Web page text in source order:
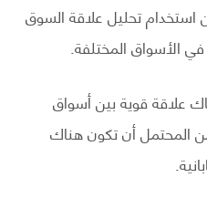
استخدام تحليل علاقة السوق
الأسواق المختلفة.
علاقة قوية بين أسواق
المحتمل أن تكون هناك